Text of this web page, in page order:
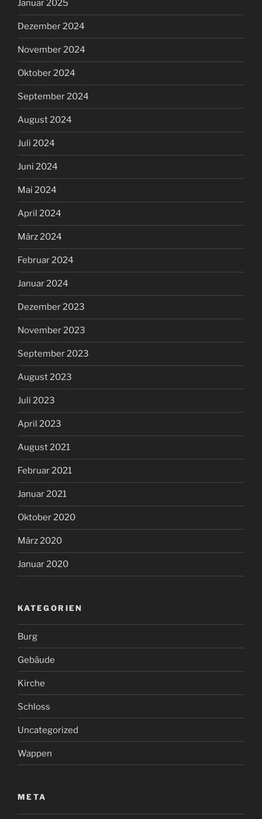
Januar 2025
Dezember 2024
November 2024
Oktober 2024
September 2024
August 2024
Juli 2024
Juni 2024
Mai 2024
April 2024
März 2024
Februar 2024
Januar 2024
Dezember 2023
November 2023
September 2023
August 2023
Juli 2023
April 2023
August 2021
Februar 2021
Januar 2021
Oktober 2020
März 2020
Januar 2020
KATEGORIEN
Burg
Gebäude
Kirche
Schloss
Uncategorized
Wappen
META